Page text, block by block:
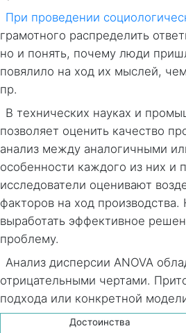
При проведении
грамотного распределить
но и понять, почему люди
повялило на ход их мыслей,
пр.
В технических науках и
позволяет оценить качество
анализ между аналогичными
особенности каждого из них
исследователи оценивают
факторов на ход
выработать эффективное
проблему.
Анализ дисперсии ANOVA
отрицательными чертами.
подхода или конкретной
Достоинства